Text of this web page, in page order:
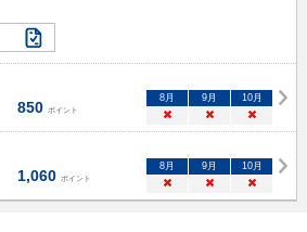
850 ポイント
8 月 9 月 10月
× × ×
1,060 ポイント
8 月 9 月 10月
× × ×